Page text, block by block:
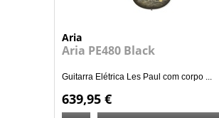
Aria
Aria PE480 Black
Guitarra Elétrica Les Paul com corpo ...
639,95 €